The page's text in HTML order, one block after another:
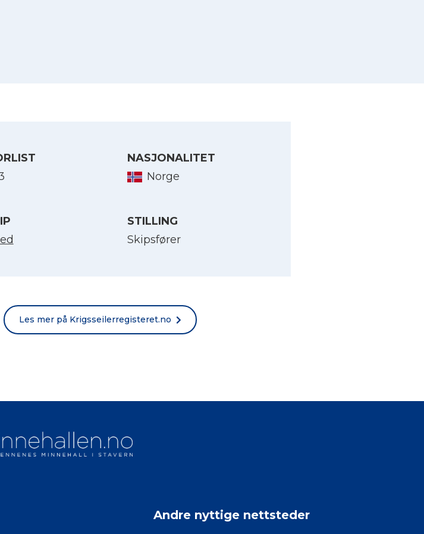
NASJONALITET
Norge
STILLING
Skipsfører
Les mer på Krigsseilerregisteret.no
Andre nyttige nettsteder